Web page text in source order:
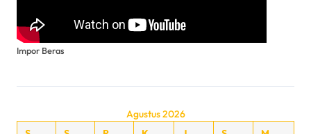
Impor Beras
Agustus 2026